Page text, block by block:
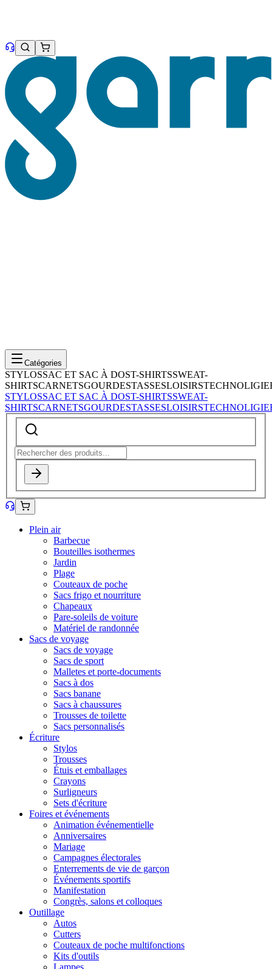
Catégories
STYLOSSAC ET SAC À DOST-SHIRTSSWEAT-
SHIRTSCARNETSGOURDESTASSESLOISIRSTECHNOLIGIE
STYLOSSAC ET SAC À DOST-SHIRTSSWEAT-
SHIRTSCARNETSGOURDESTASSESLOISIRSTECHNOLIGIE
Plein air
Barbecue
Bouteilles isothermes
Jardin
Plage
Couteaux de poche
Sacs frigo et nourriture
Chapeaux
Pare-soleils de voiture
Matériel de randonnée
Sacs de voyage
Sacs de voyage
Sacs de sport
Malletes et porte-documents
Sacs à dos
Sacs banane
Sacs à chaussures
Trousses de toilette
Sacs personnalisés
Écriture
Stylos
Trousses
Étuis et emballages
Crayons
Surligneurs
Sets d'écriture
Foires et événements
Animation événementielle
Anniversaires
Mariage
Campagnes électorales
Enterrements de vie de garçon
Événements sportifs
Manifestation
Congrès, salons et colloques
Outillage
Autos
Cutters
Couteaux de poche multifonctions
Kits d'outils
Lampes